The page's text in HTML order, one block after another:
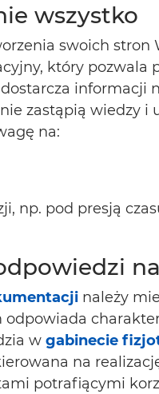
wszystko
swoich
który
zastąpią wiedzy
na:
np. pod presją
należy
w gabinecie
na
potrafiącymi